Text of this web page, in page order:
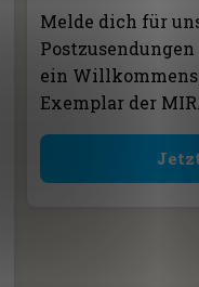
Melde dich für
ein
Exemplar der